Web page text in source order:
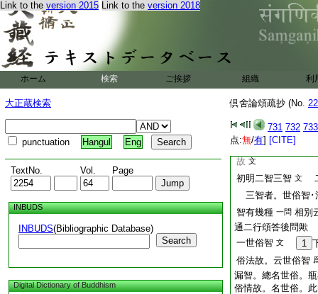
Link to the version 2015 Link to the version 2018
ホーム 検索 ご挨拶 組織 利
大正蔵検索
punctuation Hangul Eng
TextNo. Vol. Page
INBUDS
INBUDS(Bibliographic Database)
Search
Digital Dictionary of Buddhism
倶舍論頌疏抄 (No.
731 732 733
点:無/有] [CITE]
一有情於一切境無
之。故有漏慧皆是
染一切有漏諸慧。
諸染慧中。唯五名
惠云。五識相應慧
如上聖慧及有漏慧
漏慧。於一切處皆
故 文
初明二智三智 文
三智者。世俗智･
智有幾種 一問 相別
通二行頌答後問歟
一世俗智 文 1
俗法故。云世俗智
漏智。總名世俗。
俗情故。名世俗。